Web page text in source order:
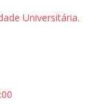
Universitária.